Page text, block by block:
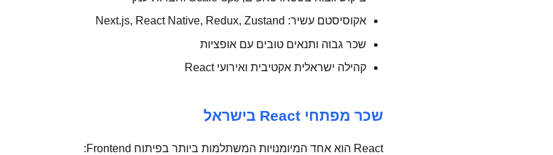
אקוסיסטם עשיר: Next.js, React Native, Redux, Zustand
שכר גבוה ותנאים טובים עם אופציות
קהילה ישראלית אקטיבית ואירועי React
שכר מפתחי React בישראל
React הוא אחד המיומנויות המשתלמות ביותר בפיתוח Frontend: